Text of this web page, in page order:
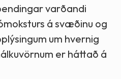
varðandi
á svæðinu og
um hvernig
er háttað á